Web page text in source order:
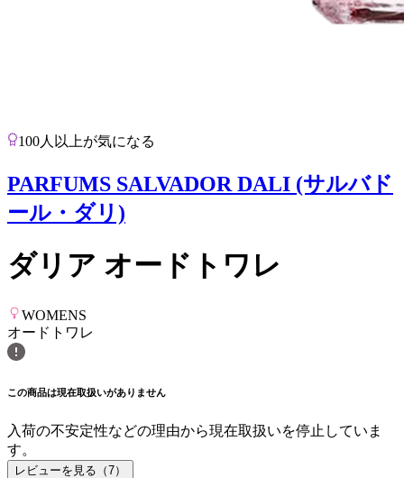
100人以上が気になる
PARFUMS SALVADOR DALI (サルバド
ール・ダリ)
ダリア オードトワレ
WOMENS
オードトワレ
この商品は現在取扱いがありません
入荷の不安定性などの理由から現在取扱いを停止していま
す。
レビューを見る（7）